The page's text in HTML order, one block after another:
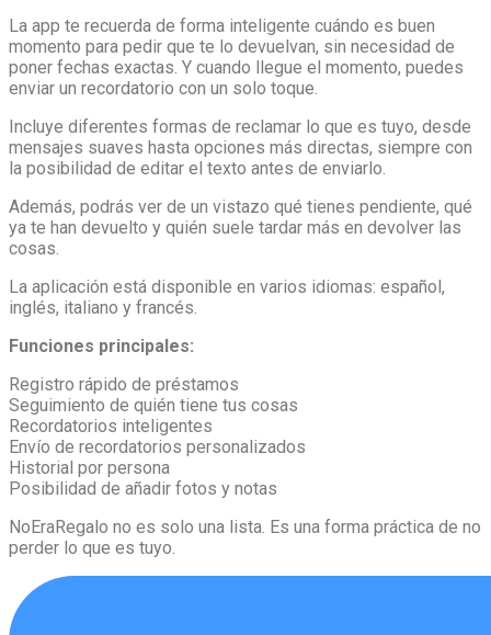
La app te recuerda de forma inteligente cuándo es buen
momento para pedir que te lo devuelvan, sin necesidad de
poner fechas exactas. Y cuando llegue el momento, puedes
enviar un recordatorio con un solo toque.
Incluye diferentes formas de reclamar lo que es tuyo, desde
mensajes suaves hasta opciones más directas, siempre con
la posibilidad de editar el texto antes de enviarlo.
Además, podrás ver de un vistazo qué tienes pendiente, qué
ya te han devuelto y quién suele tardar más en devolver las
cosas.
La aplicación está disponible en varios idiomas: español,
inglés, italiano y francés.
Funciones principales:
Registro rápido de préstamos
Seguimiento de quién tiene tus cosas
Recordatorios inteligentes
Envío de recordatorios personalizados
Historial por persona
Posibilidad de añadir fotos y notas
NoEraRegalo no es solo una lista. Es una forma práctica de no
perder lo que es tuyo.